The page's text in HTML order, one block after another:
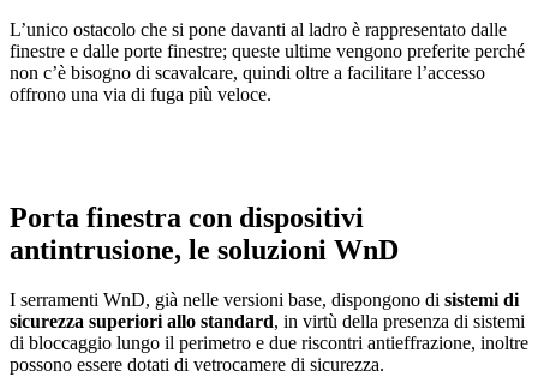
L’unico ostacolo che si pone davanti al ladro è rappresentato dalle
finestre e dalle porte finestre; queste ultime vengono preferite perché
non c’è bisogno di scavalcare, quindi oltre a facilitare l’accesso
offrono una via di fuga più veloce.
Porta finestra con dispositivi
antintrusione, le soluzioni WnD
I serramenti WnD, già nelle versioni base, dispongono di sistemi di
sicurezza superiori allo standard, in virtù della presenza di sistemi
di bloccaggio lungo il perimetro e due riscontri antieffrazione, inoltre
possono essere dotati di vetrocamere di sicurezza.